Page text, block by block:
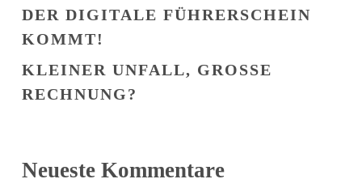
DER DIGITALE FÜHRERSCHEIN
KOMMT!
KLEINER UNFALL, GROSSE R
ECHNUNG?
Neueste Kommentare